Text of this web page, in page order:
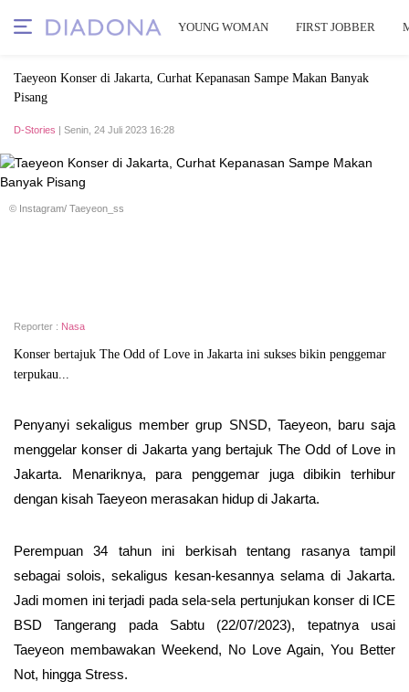
YOUNG WOMAN FIRST JOBBER
Taeyeon Konser di Jakarta, Curhat Kepanasan Sampe Makan Banyak
Pisang
D-Stories | Senin, 24 Juli 2023 16:28
© Instagram/ Taeyeon_ss
Reporter : Nasa
Konser bertajuk The Odd of Love in Jakarta ini sukses bikin penggemar
terpukau...
Penyanyi sekaligus member grup SNSD, Taeyeon, baru saja
menggelar konser di Jakarta yang bertajuk The Odd of Love in
Jakarta. Menariknya, para penggemar juga dibikin terhibur
dengan kisah Taeyeon merasakan hidup di Jakarta.
Perempuan 34 tahun ini berkisah tentang rasanya tampil
sebagai solois, sekaligus kesan-kesannya selama di Jakarta.
Jadi momen ini terjadi pada sela-sela pertunjukan konser di ICE
BSD Tangerang pada Sabtu (22/07/2023), tepatnya usai
Taeyeon membawakan Weekend, No Love Again, You Better
Not, hingga Stress.